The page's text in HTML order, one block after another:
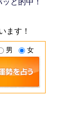
と的中！
ます！
男 女